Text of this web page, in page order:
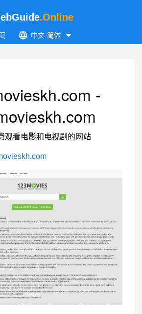
.Online
中文-简体
-
观看电影和电视剧的网站